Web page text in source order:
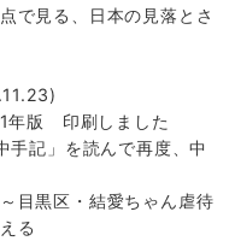
で見る、日本の見落とさ
年版 印刷しました
手記」を読んで再度、中
目黒区・結愛ちゃん虐待
る